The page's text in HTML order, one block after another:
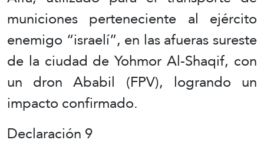
municiones perteneciente al ejército
enemigo “israelí”, en las afueras sureste
de la ciudad de Yohmor Al-Shaqif, con
un dron Ababil (FPV), logrando un
impacto confirmado.
Declaración 9